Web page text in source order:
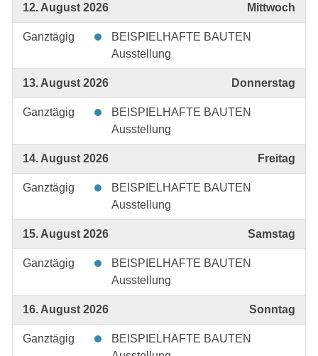
12. August 2026 Mittwoch
Ganztägig
BEISPIELHAFTE BAUTEN
Ausstellung
13. August 2026 Donnerstag
Ganztägig
BEISPIELHAFTE BAUTEN
Ausstellung
14. August 2026 Freitag
Ganztägig
BEISPIELHAFTE BAUTEN
Ausstellung
15. August 2026 Samstag
Ganztägig
BEISPIELHAFTE BAUTEN
Ausstellung
16. August 2026 Sonntag
Ganztägig
BEISPIELHAFTE BAUTEN